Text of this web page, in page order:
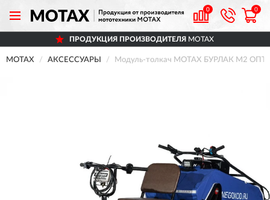
0 0
ПРОДУКЦИЯ ПРОИЗВОДИТЕЛЯ MOTAX
MOTAX АКСЕССУАРЫ Модуль-толкач MOTAX БУРЛАК М2